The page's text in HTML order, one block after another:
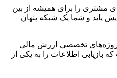
مشتری را برای همیشه از بین
یابد و شما یک شبکه پنهان
پروژه‌های تخصصی ارزش مالی
اطلاعات را به یکی از